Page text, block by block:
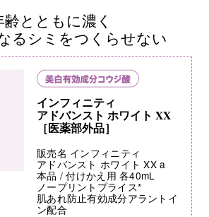
齢とともに濃く
るシミをつくらせない
インフィニティ
アドバンスト ホワイト XX
［医薬部外品］
販売名 インフィニティ
アドバンスト ホワイト XX a
本品 / 付けかえ用 各40mL
ノープリントプライス*
肌あれ防止有効成分アラントイ
ン配合